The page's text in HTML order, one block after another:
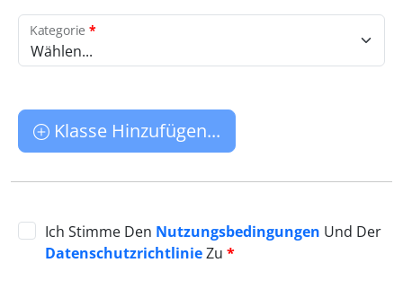
Wählen...
Kategorie *
Klasse Hinzufügen...
Ich Stimme Den Nutzungsbedingungen Und Der
DatenschutzrichtlinieZu*